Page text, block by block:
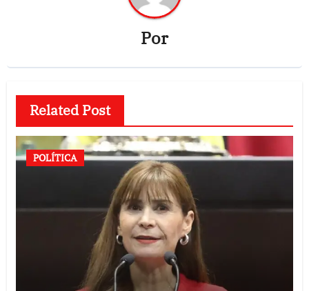
Por
Related Post
POLÍTICA